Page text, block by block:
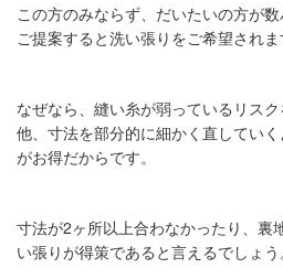
この方のみならず、だいたいの方が
ご提案すると洗い張りをご希望されま
なぜなら、縫い糸が弱っているリス
他、寸法を部分的に細かく直してい
がお得だからです。
寸法が2ヶ所以上合わなかったり、裏
い張りが得策であると言えるでしょう。